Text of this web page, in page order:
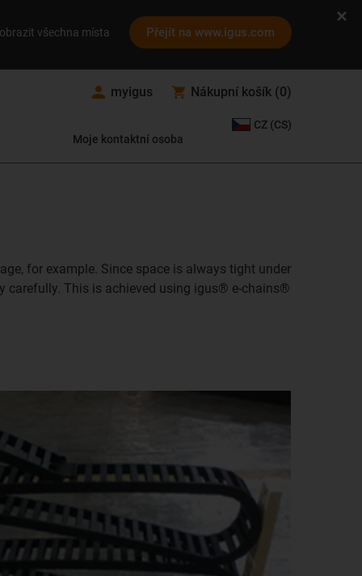
všechna místa Přejít na www.igus.com
myigus Nákupní košík (0)
Moje kontaktní osoba
CZ (CS)
for example. Since space is always tight under
carefully. This is achieved using igus® e-chains®